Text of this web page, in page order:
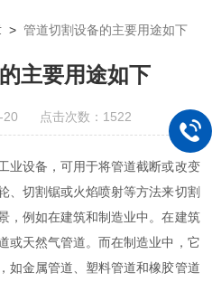
>管道切割设备的主要用途如下
主要用途如下
20 点击次数：1522
业设备，可用于将管道截断或改变
、切割锯或火焰喷射等方法来切割
，例如在建筑和制造业中。在建筑
或天然气管道。而在制造业中，它
如金属管道、塑料管道和橡胶管道